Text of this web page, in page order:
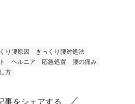
り腰原因
ぎっくり腰対処法
ヘルニア 応急処置
腰の痛み
方
事をシェアする